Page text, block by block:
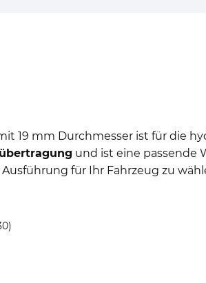
19 mm Durchmesser ist für die
und ist eine passende
für Ihr Fahrzeug zu